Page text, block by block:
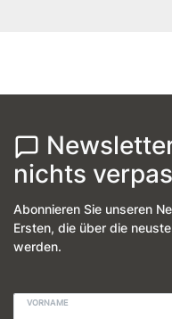
nichts
Abonnieren Sie unseren
Ersten, die über die
werden.
VORNAME